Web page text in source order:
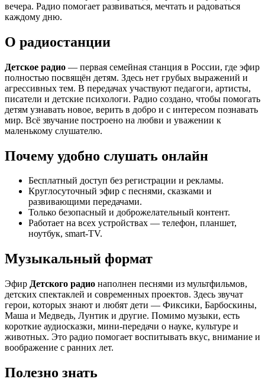
вечера. Радио помогает развиваться, мечтать и радоваться
каждому дню.
О радиостанции
Детское радио — первая семейная станция в России, где эфир
полностью посвящён детям. Здесь нет грубых выражений и
агрессивных тем. В передачах участвуют педагоги, артисты,
писатели и детские психологи. Радио создано, чтобы помогать
детям узнавать новое, верить в добро и с интересом познавать
мир. Всё звучание построено на любви и уважении к
маленькому слушателю.
Почему удобно слушать онлайн
Бесплатный доступ без регистрации и рекламы.
Круглосуточный эфир с песнями, сказками и
развивающими передачами.
Только безопасный и доброжелательный контент.
Работает на всех устройствах — телефон, планшет,
ноутбук, smart-TV.
Музыкальный формат
Эфир Детского радио наполнен песнями из мультфильмов,
детских спектаклей и современных проектов. Здесь звучат
герои, которых знают и любят дети — Фиксики, Барбоскины,
Маша и Медведь, Лунтик и другие. Помимо музыки, есть
короткие аудиосказки, мини-передачи о науке, культуре и
животных. Это радио помогает воспитывать вкус, внимание и
воображение с ранних лет.
Полезно знать